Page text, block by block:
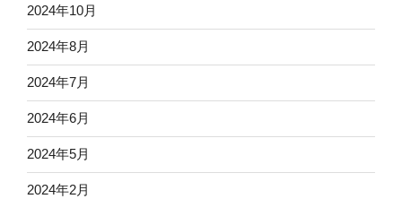
2024年10月
2024年8月
2024年7月
2024年6月
2024年5月
2024年2月